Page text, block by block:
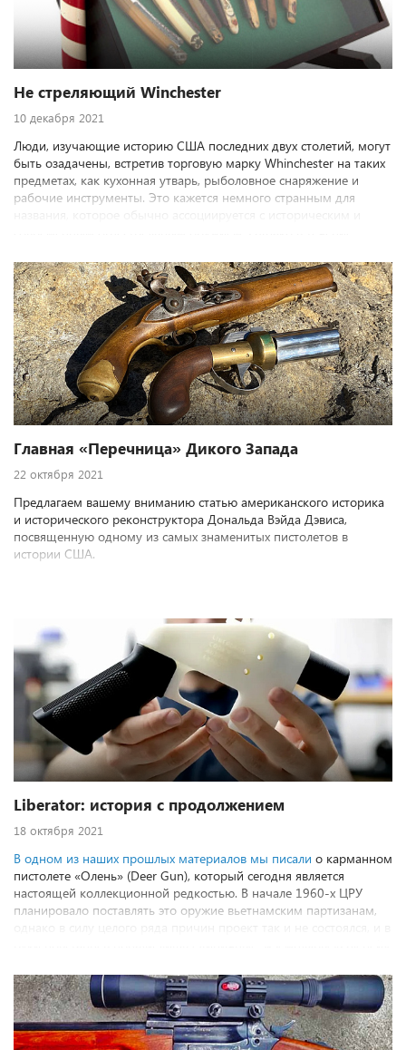
Не стреляющий Winchester
10 декабря 2021
Люди, изучающие историю США последних двух столетий, могут
быть озадачены, встретив торговую марку Whinchester на таких
предметах, как кухонная утварь, рыболовное снаряжение и
рабочие инструменты. Это кажется немного странным для
помимо оружия и боеприпасов множество обычных
промышленных товаров.
Главная «Перечница» Дикого Запада
22 октября 2021
Предлагаем вашему вниманию статью американского историка
и исторического реконструктора Дональда Вэйда Дэвиса,
посвященную одному из самых знаменитых пистолетов в
истории США.
Liberator: история с продолжением
18 октября 2021
В одном из наших прошлых материалов мы писали о карманном
пистолете «Олень» (Deer Gun), который сегодня является
настоящей коллекционной редкостью. В начале 1960-х ЦРУ
планировало поставлять это оружие вьетнамским партизанам,